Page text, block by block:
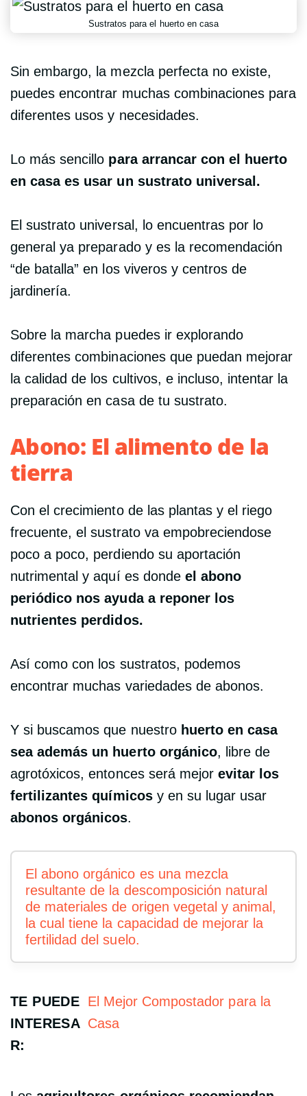
Sustratos para el huerto en casa
Sin embargo, la mezcla perfecta no existe,
puedes encontrar muchas combinaciones para
diferentes usos y necesidades.
Lo más sencillo para arrancar con el huerto
en casa es usar un sustrato universal.
El sustrato universal, lo encuentras por lo
general ya preparado y es la recomendación
“de batalla” en los viveros y centros de
jardinería.
Sobre la marcha puedes ir explorando
diferentes combinaciones que puedan mejorar
la calidad de los cultivos, e incluso, intentar la
preparación en casa de tu sustrato.
Abono: El alimento de la
tierra
Con el crecimiento de las plantas y el riego
frecuente, el sustrato va empobreciendose
poco a poco, perdiendo su aportación
nutrimental y aquí es dondeel abono
periódico nos ayuda a reponer los
nutrientes perdidos.
Así como con los sustratos, podemos
encontrar muchas variedades de abonos.
Y si buscamos que nuestro huerto en casa
sea además un huerto orgánico, libre de
agrotóxicos, entonces será mejor evitar los
fertilizantes químicosy en su lugar usar
abonos orgánicos.
El abono orgánico es una mezcla
resultante de la descomposición natural
de materiales de origen vegetal y animal,
la cual tiene la capacidad de mejorar la
fertilidad del suelo.
TE PUEDE
INTERESA
R:
El Mejor Compostador para la
Casa